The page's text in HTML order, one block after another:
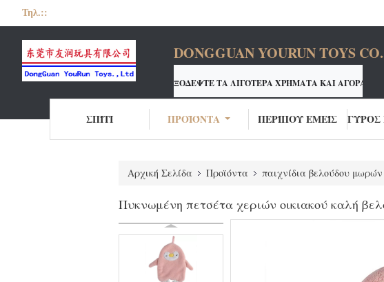
Τηλ.::
DONGGUAN YOURUN TOYS
ΞΟΔΕΨΤΕ ΤΑ ΛΙΓΌΤΕΡΑ ΧΡΉΜΑΤΑ ΚΑΙ ΑΓΟΡΆΣΤΕ
Ο ΚΑΤΑΣΚΕΥΑΣΤΉΣ ΠΑΙΧΝΙΔΙΏΝ ΒΕΛΟΎΔΟΥ
<
ΣΠΊΤΙ ΠΡΟΪΌΝΤΑ ΠΕΡΊΠΟΥ ΕΜΕΊΣ
Αρχική Σελίδα Προϊόντα παιχνίδια βελούδου μωρών
Πυκνωμένη πετσέτα χεριών οικιακού καλή